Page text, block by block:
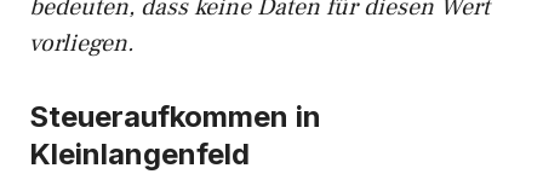
bedeuten, dass keine Daten für diesen Wert
vorliegen.
Steueraufkommen in
Kleinlangenfeld